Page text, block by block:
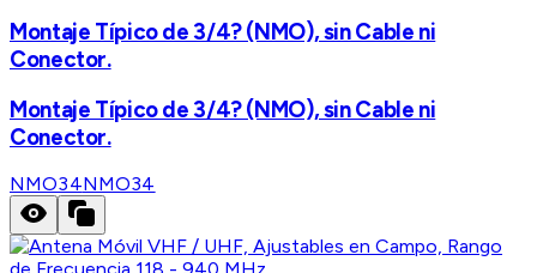
Montaje Típico de 3/4? (NMO), sin Cable ni
Conector.
Montaje Típico de 3/4? (NMO), sin Cable ni
Conector.
NMO34NMO34